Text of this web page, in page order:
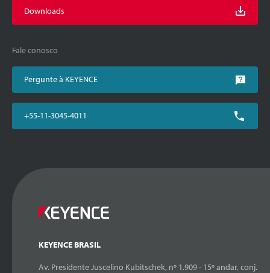
Downloads
Fale conosco
Pergunte à KEYENCE
+55-11-3045-4011
KEYENCE BRASIL
Av. Presidente Juscelino Kubitschek, nº 1.909 - 15º andar, conj.